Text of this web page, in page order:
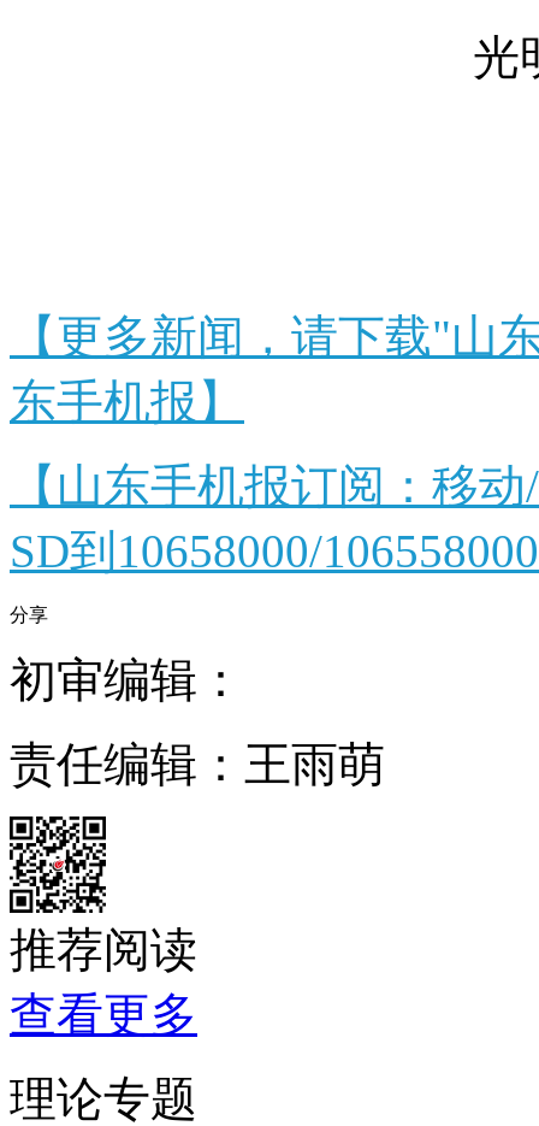
光
【更多新闻，请下载"山
东手机报】
【山东手机报订阅：移
SD到10658000/
分享
初审编辑：
责任编辑：王雨萌
推荐阅读
查看更多
理论专题